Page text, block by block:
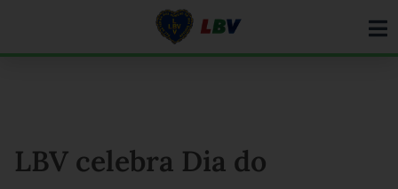
LBV celebra Dia do